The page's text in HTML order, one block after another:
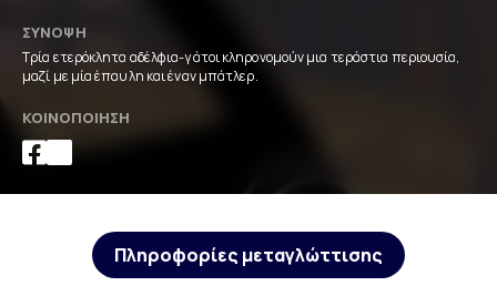
ΣΎΝΟΨΗ
Τρία ετερόκλητα αδέλφια-γάτοι κληρονομούν μια τεράστια περιουσία,
μαζί με μία έπαυλη και έναν μπάτλερ.
ΚΟΙΝΟΠΟΊΗΣΗ
Πληροφορίες μεταγλώττισης